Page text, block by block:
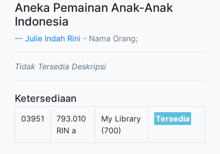
Aneka Pemainan Anak-Anak
Indonesia
Julie Indah Rini - Nama Orang;
Tidak Tersedia Deskripsi
Ketersediaan
03951
793.010
RIN a
My Library
(700)
Tersedia